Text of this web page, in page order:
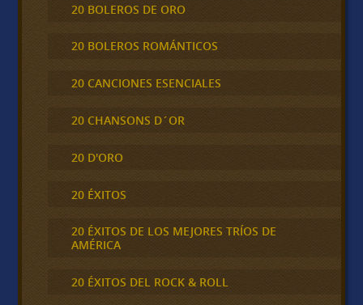
20 BOLEROS DE ORO
20 BOLEROS ROMÁNTICOS
20 CANCIONES ESENCIALES
20 CHANSONS D´OR
20 D'ORO
20 ÉXITOS
20 ÉXITOS DE LOS MEJORES TRÍOS DE
AMÉRICA
20 ÉXITOS DEL ROCK & ROLL